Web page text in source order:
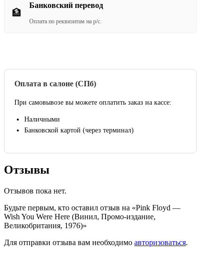
🏦
Банковский перевод
Оплата по реквизитам на р/с.
Оплата в салоне (СПб)
При самовывозе вы можете оплатить заказ на кассе:
Наличными
Банковской картой (через терминал)
Отзывы
Отзывов пока нет.
Будьте первым, кто оставил отзыв на «Pink Floyd —
Wish You Were Here (Винил, Промо-издание,
Великобритания, 1976)»
Для отправки отзыва вам необходимо авторизоваться.